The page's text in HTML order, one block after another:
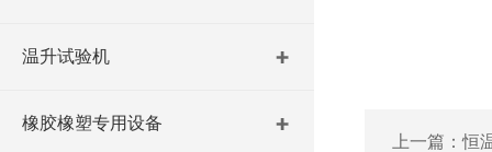
温升试验机
橡胶橡塑专用设备
上一篇：恒